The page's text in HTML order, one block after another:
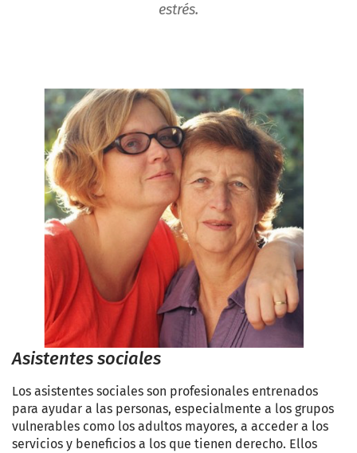
estrés.
Asistentes sociales
Los asistentes sociales son profesionales entrenados
para ayudar a las personas, especialmente a los grupos
vulnerables como los adultos mayores, a acceder a los
servicios y beneficios a los que tienen derecho. Ellos